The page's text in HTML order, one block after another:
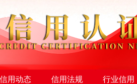
信用动态 信用法规 行业信用